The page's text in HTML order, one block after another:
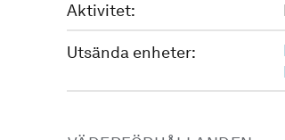
Aktivitet:
Utsända enheter: